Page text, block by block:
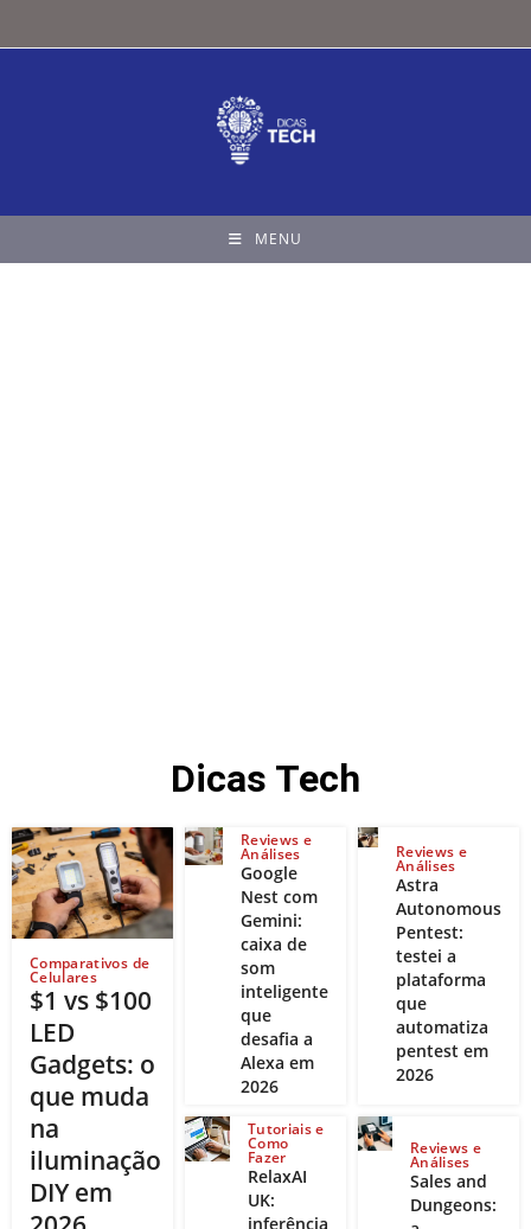
MENU
Dicas Tech
Comparativos de
Celulares
$1 vs $100
LED
Gadgets: o
que muda
na
iluminação
DIY em
Reviews e
Análises
Google
Nest com
Gemini:
caixa de
som
inteligente
que
desafia a
Alexa em
2026
Reviews e
Análises
Astra
Autonomous
Pentest:
testei a
plataforma
que
automatiza
pentest em
2026
Tutoriais e
Como
Fazer
RelaxAI
UK:
inferência
Reviews e
Análises
Sales and
Dungeons: